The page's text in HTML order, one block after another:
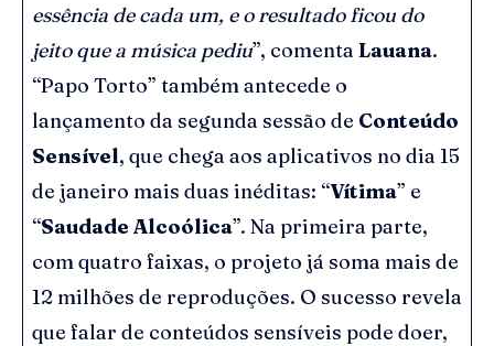
essência de cada um, e o resultado ficou do
jeito que a música pediu”, comenta Lauana.
“Papo Torto” também antecede o
lançamento da segunda sessão de Conteúdo
Sensível, que chega aos aplicativos no dia 15
de janeiro mais duas inéditas: “Vítima” e
“Saudade Alcoólica”. Na primeira parte,
com quatro faixas, o projeto já soma mais de
12 milhões de reproduções. O sucesso revela
que falar de conteúdos sensíveis pode doer,